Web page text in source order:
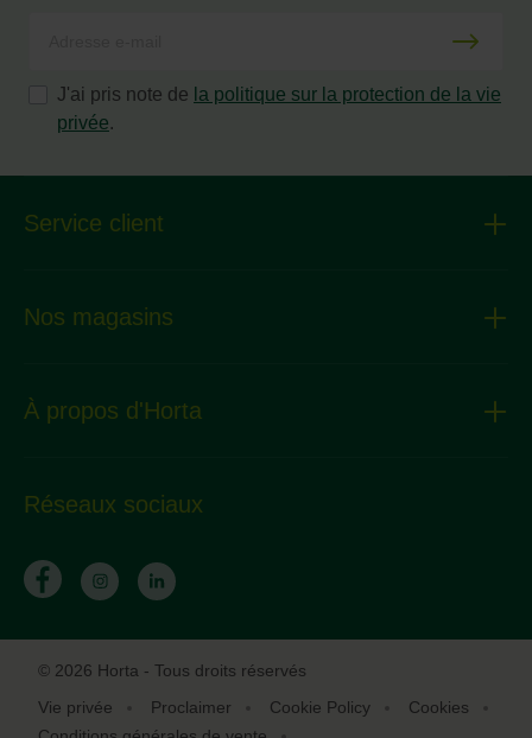
J'ai pris note de la politique sur la protection de la vie
privée.
Service client
Nos magasins
À propos d'Horta
Réseaux sociaux
© 2026 Horta - Tous droits réservés
Vie privée
Proclaimer Cookie Policy
Cookies